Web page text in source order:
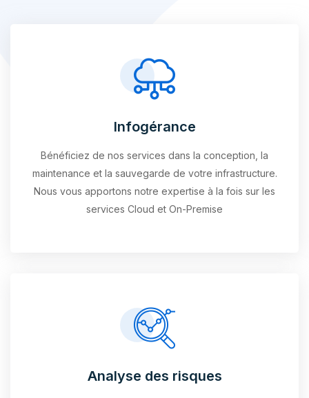
Infogérance
Bénéficiez de nos services dans la conception, la
maintenance et la sauvegarde de votre infrastructure.
Nous vous apportons notre expertise à la fois sur les
services Cloud et On-Premise
Analyse des risques